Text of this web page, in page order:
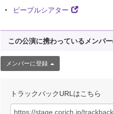
ピープルシアター
この公演に携わっているメンバー
メンバーに登録
トラックバックURLはこちら